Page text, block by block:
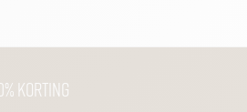
korting